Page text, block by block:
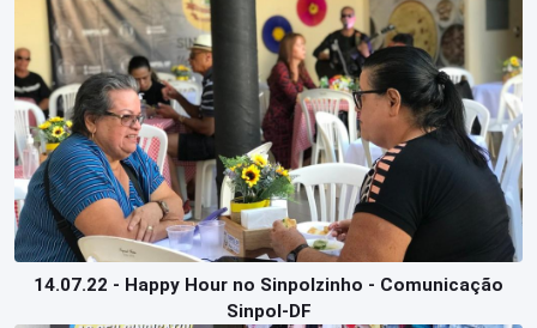
14.07.22 - Happy Hour no Sinpolzinho - Comunicação
Sinpol-DF